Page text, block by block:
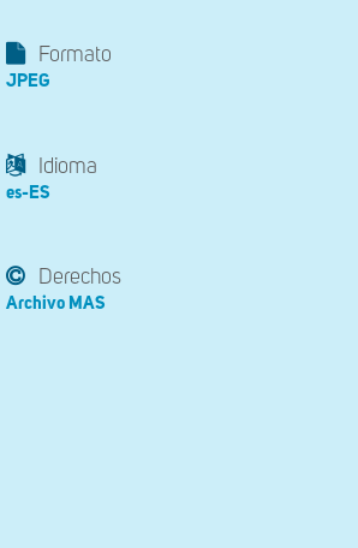
Formato
JPEG
Idioma
es-ES
Derechos
Archivo MAS